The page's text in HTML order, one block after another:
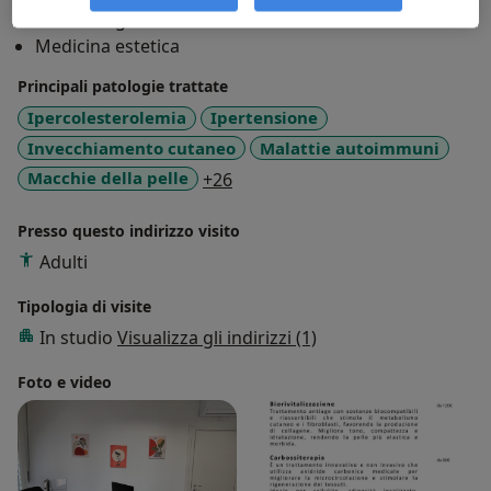
termine, poiché ciò non accelera la gestione e
aumenta il carico amministrativo.
differibili si raccomanda di utilizzare i canali
dedicati previsti dallo studio.
Le richieste inviate nei giorni di sabato, domenica,
festivi e prefestivi non verranno evase poiché lo
Certificato di malattia INPS:
durante l’orario dedicato (08:00 – 09:30) per
fissare un appuntamento in giornata.
disposizioni INPS.
Urgenze e visite domiciliari:
Solo per motivate e reali urgenze è possibile
Medicina generale
Medicina estetica
Principali patologie trattate
Ipercolesterolemia
Ipertensione
Invecchiamento cutaneo
Malattie autoimmuni
Macchie della pelle
+26a11y_sr_more_diseases
Presso questo indirizzo visito
Adulti
Tipologia di visite
In studio Visualizza gli indirizzi (1)
Foto e video